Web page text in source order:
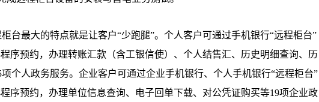
最大的特点就是让客户“少跑腿”。个人客户可通过手机银行“远程柜台”
序预约，办理转账汇款（含工银信使）、个人结售汇、历史明细查询、历
项个人政务服务。企业客户可通过企业手机银行、个人手机银行“远程柜台”
序预约，办理单位信息查询、电子回单下载、对公凭证购买等19项企业政